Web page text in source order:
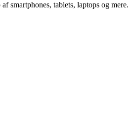
smartphones, tablets, laptops og mere.